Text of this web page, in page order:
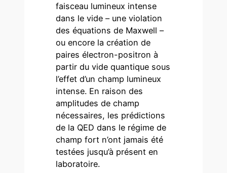
faisceau lumineux intense
dans le vide – une violation
des équations de Maxwell –
ou encore la création de
paires électron-positron à
partir du vide quantique sous
l’effet d’un champ lumineux
intense. En raison des
amplitudes de champ
nécessaires, les prédictions
de la QED dans le régime de
champ fort n’ont jamais été
testées jusqu’à présent en
laboratoire.